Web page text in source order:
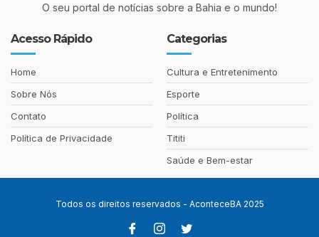
O seu portal de notícias sobre a Bahia e o mundo!
Acesso Rápido
Home
Sobre Nós
Contato
Política de Privacidade
Categorias
Cultura e Entretenimento
Esporte
Política
Tititi
Saúde e Bem-estar
Todos os direitos reservados - AconteceBA 2025